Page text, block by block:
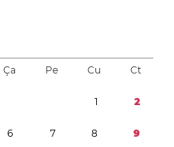
Ça Pe Cu Ct
1 2
6 7 8 9